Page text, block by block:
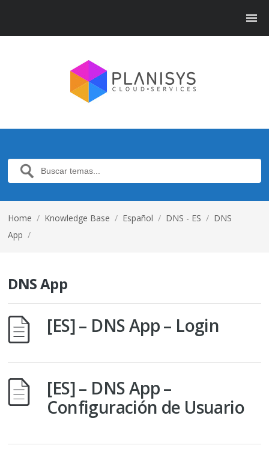
Home / Knowledge Base / Español / DNS - ES / DNS
App /
DNS App
[ES] – DNS App – Login
[ES] – DNS App –
Configuración de Usuario